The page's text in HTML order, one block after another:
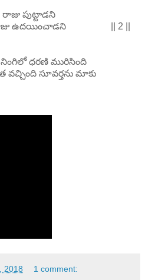
రాజు పుట్టాడని
|| 2 ||
ధరణి మురిసింది
మాకు
2018 1 comment: